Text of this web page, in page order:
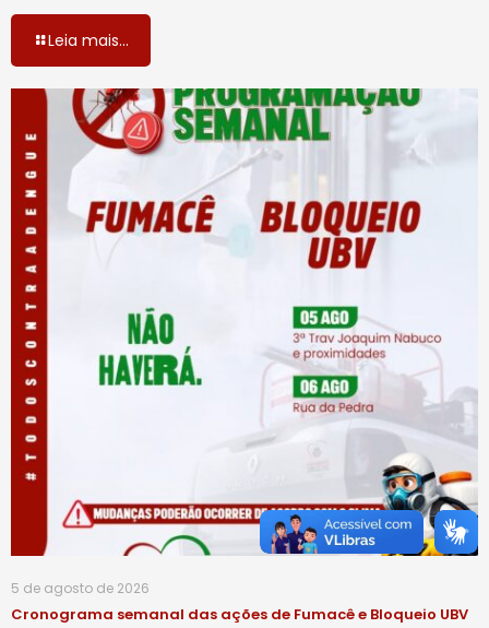
Leia mais...
5 de agosto de 2026
Cronograma semanal das ações de Fumacê e Bloqueio UBV